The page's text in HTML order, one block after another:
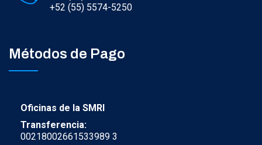
+52 (55) 5574-5250
Métodos de Pago
Oficinas de la SMRI
Transferencia:
00218002661533989 3